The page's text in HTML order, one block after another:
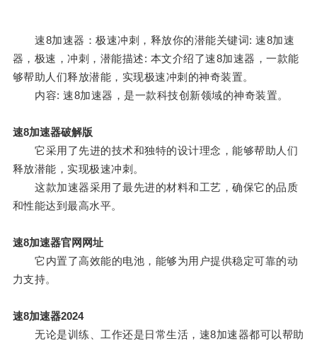
速8加速器：极速冲刺，释放你的潜能关键词: 速8加速
器，极速，冲刺，潜能描述: 本文介绍了速8加速器，一款能
够帮助人们释放潜能，实现极速冲刺的神奇装置。
内容: 速8加速器，是一款科技创新领域的神奇装置。
速8加速器破解版
它采用了先进的技术和独特的设计理念，能够帮助人们
释放潜能，实现极速冲刺。
这款加速器采用了最先进的材料和工艺，确保它的品质
和性能达到最高水平。
速8加速器官网网址
它内置了高效能的电池，能够为用户提供稳定可靠的动
力支持。
速8加速器2024
无论是训练、工作还是日常生活，速8加速器都可以帮助